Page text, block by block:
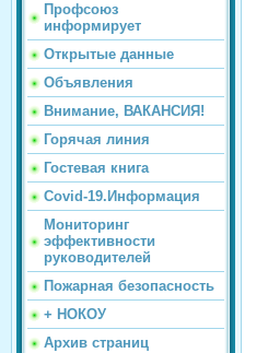
Профсоюз
информирует
Открытые данные
Объявления
Внимание, ВАКАНСИЯ!
Горячая линия
Гостевая книга
Covid-19.Информация
Мониторинг
эффективности
руководителей
Пожарная безопасность
+ НОКОУ
Архив страниц